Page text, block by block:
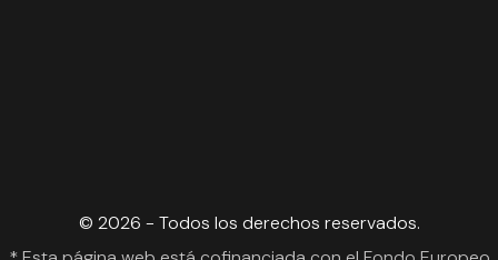
© 2026 - Todos los derechos reservados.